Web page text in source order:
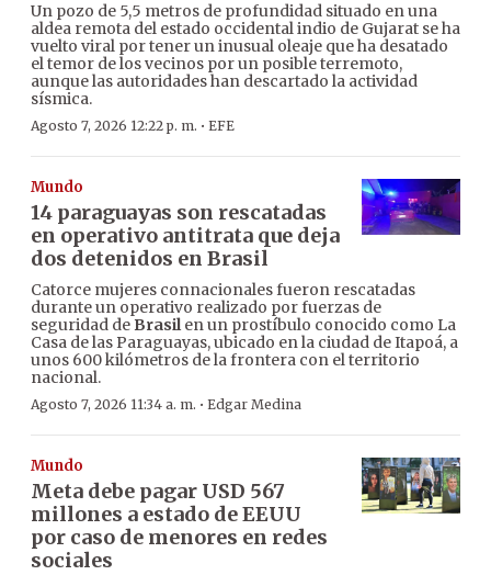
Un pozo de 5,5 metros de profundidad situado en una
aldea remota del estado occidental indio de Gujarat se ha
vuelto viral por tener un inusual oleaje que ha desatado
el temor de los vecinos por un posible terremoto,
aunque las autoridades han descartado la actividad
sísmica.
Agosto 7, 2026 12:22 p. m. · EFE
Mundo
14 paraguayas son rescatadas
en operativo antitrata que deja
dos detenidos en Brasil
Catorce mujeres connacionales fueron rescatadas
durante un operativo realizado por fuerzas de
seguridad de Brasilen un prostíbulo conocido como La
Casa de las Paraguayas, ubicado en la ciudad de Itapoá, a
unos 600 kilómetros de la frontera con el territorio
nacional.
Agosto 7, 2026 11:34 a. m. · Edgar Medina
Mundo
Meta debe pagar USD 567
millones a estado de EEUU
por caso de menores en redes
sociales